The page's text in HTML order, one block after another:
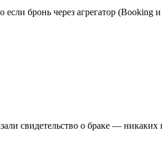
бронь через агрегатор
свидетельство о браке —